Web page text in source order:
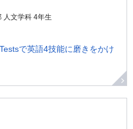
人文学科 4年生
で英語4技能に磨きをかけ